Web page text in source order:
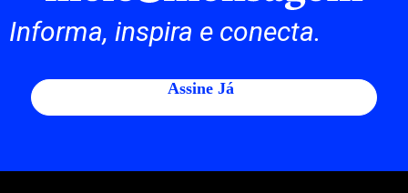
Informa, inspira e conecta.
Assine Já